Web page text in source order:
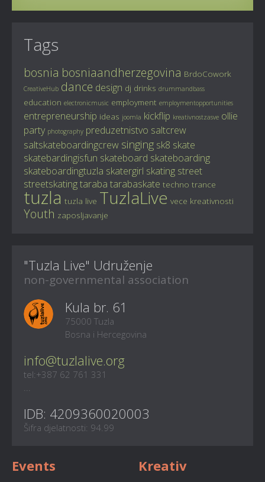
Tags
bosnia bosniaandherzegovina BrdoCowork
CreativeHub dance design dj drinks drummandbass
education electronicmusic employment employmentopportunities
entrepreneurship ideas joomla kickflip kreativnostzasve ollie
party photography preduzetnistvo saltcrew
saltskateboardingcrew singing sk8 skate
skatebardingisfun skateboard skateboarding
skateboardingtuzla skatergirl skating street
streetskatingtaraba tarabaskate techno trance
tuzla tuzla live TuzlaLive vece kreativnosti
Youth zaposljavanje
"Tuzla Live" Udruženje
non-governmental association
Kula br. 61
75000 Tuzla
Bosna i Hercegovina
info@tuzlalive.org
tel:+387 62 761 331
IDB: 4209360020003
Šifra djelatnosti: 94.99
Events Kreativ